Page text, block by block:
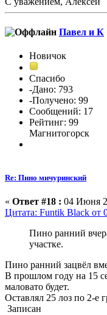
Павел и К
Новичок
Спасибо
-Дано: 793
-Получено: 99
Сообщений: 17
Рейтинг: 99
Магнитогорск
Re: Пино мичуринский
« Ответ #18 : 04 Июня
Цитата: Funtik Black от
Пино ранний
участке.
Пино ранний зацвёл
В прошлом году на 15
маловато будет.
Оставлял 25 лоз по 2-е
Записан